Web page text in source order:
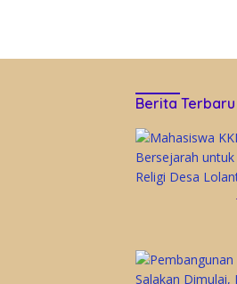
Berita Terbaru